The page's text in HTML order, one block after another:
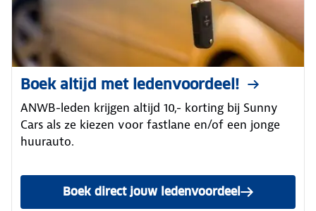
Boek altijd met ledenvoordeel!
ANWB-leden krijgen altijd 10,- korting bij Sunny
Cars als ze kiezen voor fastlane en/of een jonge
huurauto.
Boek direct jouw ledenvoordeel